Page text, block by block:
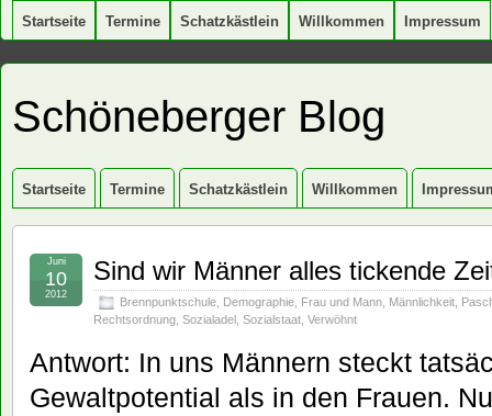
Startseite Termine Schatzkästlein Willkommen Impressum
Schöneberger Blog
Startseite Termine Schatzkästlein Willkommen
Sind wir Männer alles tickende
Brennpunktschule Demographie Frau und Mann Männlichkeit
Rechtsordnung Sozialadel Sozialstaat Verwöhnt
Juni
10
2012
Antwort: In uns Männern steckt
Gewaltpotential als in den Frauen.